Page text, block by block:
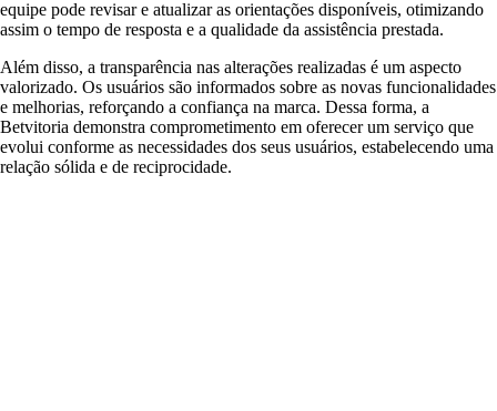
equipe pode revisar e atualizar as orientações disponíveis, otimizando
assim o tempo de resposta e a qualidade da assistência prestada.
Além disso, a transparência nas alterações realizadas é um aspecto
valorizado. Os usuários são informados sobre as novas funcionalidades
e melhorias, reforçando a confiança na marca. Dessa forma, a
Betvitoria demonstra comprometimento em oferecer um serviço que
evolui conforme as necessidades dos seus usuários, estabelecendo uma
relação sólida e de reciprocidade.